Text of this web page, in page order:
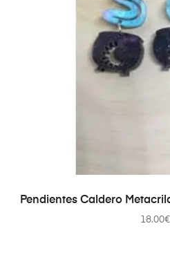
AÑADIR AL
Pendientes Caldero
18.00€